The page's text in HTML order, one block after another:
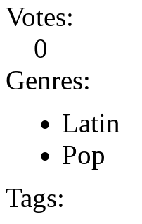
Votes:
0
Genres:
Latin
Pop
Tags: